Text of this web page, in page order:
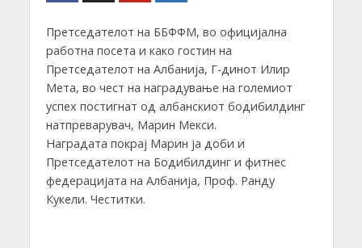
Претседателот на ББФФМ, во официјална
работна посета и како гостин на
Претседателот на Албанија, Г-динот Илир
Мета, во чест на наградување на големиот
успех постигнат од албанскиот бодибилдинг
натпреварувач, Марин Мекси.
Наградата покрај Марин ја доби и
Претседателот на Бодибилдинг и фитнес
федерацијата на Албанија, Проф. Ранду
Кукели. Честитки.